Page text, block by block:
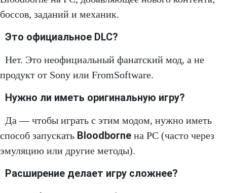
боссов, заданий и механик.
Это официальное DLC?
Нет. Это неофициальный фанатский мод, а не
продукт от Sony или FromSoftware.
Нужно ли иметь оригинальную игру?
Да — чтобы играть с этим модом, нужно иметь
способ запускать Bloodborne на PC (часто через
эмуляцию или другие методы).
Расширение делает игру сложнее?